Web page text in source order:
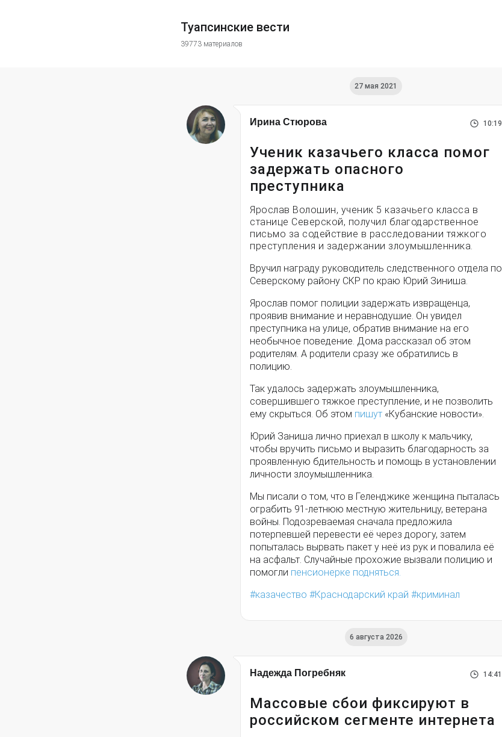
Туапсинские вести
39773 материалов
27 мая 2021
Ирина Стюрова 10:19
Ученик казачьего класса помог
задержать опасного
преступника
Ярослав Волошин, ученик 5 казачьего класса в
станице Северской, получил благодарственное
письмо за содействие в расследовании тяжкого
преступления и задержании злоумышленника.
Вручил награду руководитель следственного отдела по
Северскому району СКР по краю Юрий Зиниша.
Ярослав помог полиции задержать извращенца,
проявив внимание и неравнодушие. Он увидел
преступника на улице, обратив внимание на его
необычное поведение. Дома рассказал об этом
родителям. А родители сразу же обратились в
полицию.
Так удалось задержать злоумышленника,
совершившего тяжкое преступление, и не позволить
ему скрыться. Об этом пишут «Кубанские новости».
Юрий Заниша лично приехал в школу к мальчику,
чтобы вручить письмо и выразить благодарность за
проявленную бдительность и помощь в установлении
личности злоумышленника.
Мы писали о том, что в Геленджике женщина пыталась
ограбить 91-летнюю местную жительницу, ветерана
войны. Подозреваемая сначала предложила
потерпевшей перевести её через дорогу, затем
попыталась вырвать пакет у неё из рук и повалила её
на асфальт. Случайные прохожие вызвали полицию и
помогли пенсионерке подняться.
казачество
Краснодарский край криминал
6 августа 2026
Надежда Погребняк 14:41
Массовые сбои фиксируют в
российском сегменте интернета